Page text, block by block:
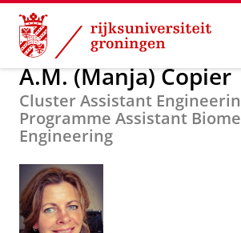
Skip
Content
Skip
Navigation
Over ons A.M. (Manja)
A.M. (Manja) Copier
Cluster Assistant
Programme Assistant
Engineering